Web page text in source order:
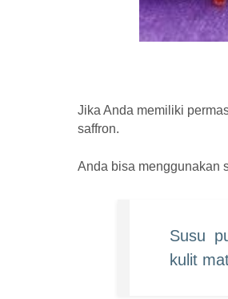
Jika Anda memiliki
saffron.
Anda bisa menggunakan
Susu
kulit